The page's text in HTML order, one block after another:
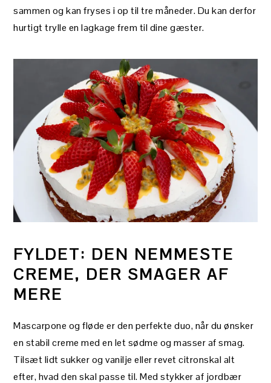
sammen og kan fryses i op til tre måneder. Du kan derfor
hurtigt trylle en lagkage frem til dine gæster.
FYLDET: DEN NEMMESTE
CREME, DER SMAGER AF
MERE
Mascarpone og fløde er den perfekte duo, når du ønsker
en stabil creme med en let sødme og masser af smag.
Tilsæt lidt sukker og vanilje eller revet citronskal alt
efter, hvad den skal passe til. Med stykker af jordbær